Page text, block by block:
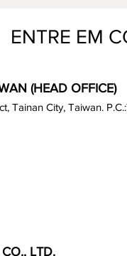
ENTRE EM
(HEAD OFFICE)
Tainan City, Taiwan.
LTD.